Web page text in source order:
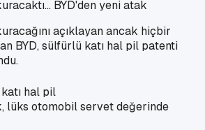
BYD'den yeni atak
açıklayan ancak hiçbir
BYD, sülfürlü katı hal pil patenti
hal pil